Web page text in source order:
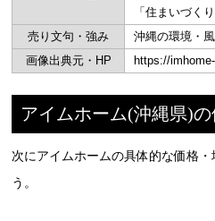
「住まいづくり
売り文句・強み
沖縄の環境・
画像出典元・HP
https://
アイムホーム(沖縄県)
次にアイムホームの具体的な価格
う。